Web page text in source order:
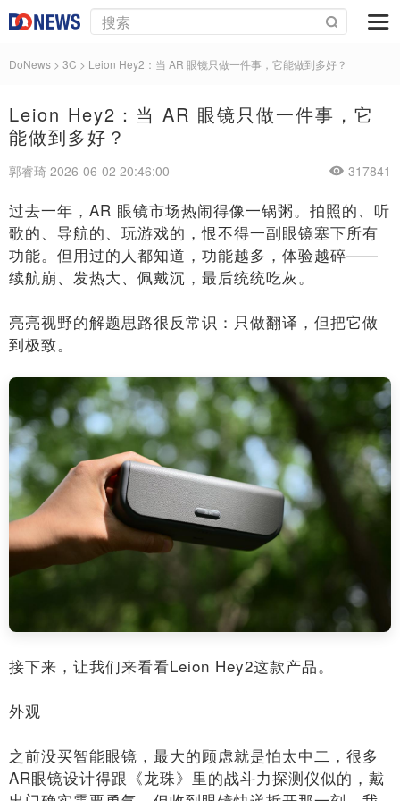
DoNews > 3C > Leion Hey2：当 AR 眼镜只做一件事，它能做到多好？
Leion Hey2：当 AR 眼镜只做一件事，它
能做到多好？
郭睿琦 2026-06-02 20:46:00 317841
过去一年，AR 眼镜市场热闹得像一锅粥。拍照的、听
歌的、导航的、玩游戏的，恨不得一副眼镜塞下所有
功能。但用过的人都知道，功能越多，体验越碎——
续航崩、发热大、佩戴沉，最后统统吃灰。
亮亮视野的解题思路很反常识：只做翻译，但把它做
到极致。
接下来，让我们来看看Leion Hey2这款产品。
外观
之前没买智能眼镜，最大的顾虑就是怕太中二，很多
AR眼镜设计得跟《龙珠》里的战斗力探测仪似的，戴